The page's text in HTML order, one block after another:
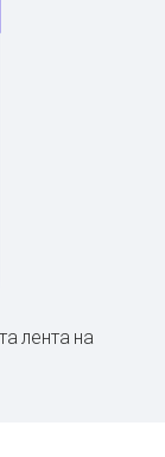
лента на